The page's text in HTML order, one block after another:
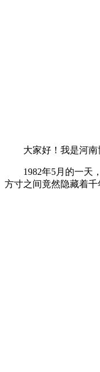
大家好！我是河南博
1982年5月的一天，
方寸之间竟然隐藏着